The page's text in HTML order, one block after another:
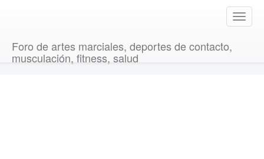
T
o
Foro de artes marciales, deportes de contacto,
musculación, fitness, salud